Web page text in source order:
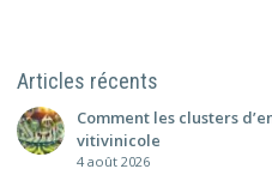
Articles récents
Comment les clusters
vitivinicole
4 août 2026